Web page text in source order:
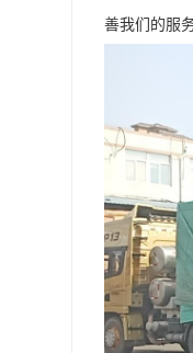
善我们的服